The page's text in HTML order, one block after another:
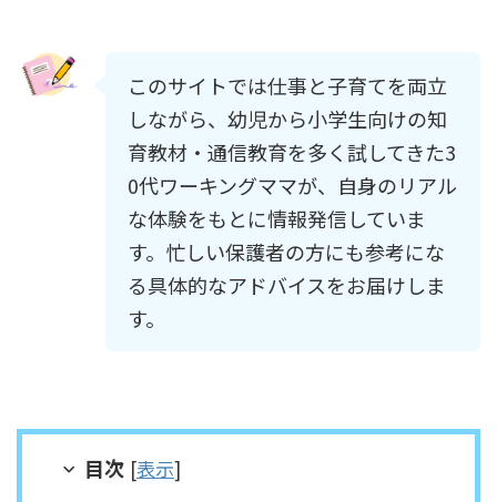
このサイトでは仕事と子育てを両立
しながら、幼児から小学生向けの知
育教材・通信教育を多く試してきた3
0代ワーキングママが、自身のリアル
な体験をもとに情報発信していま
す。忙しい保護者の方にも参考にな
る具体的なアドバイスをお届けしま
す。
目次 [表示]